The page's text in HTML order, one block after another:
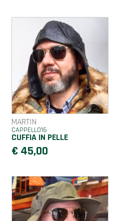
MARTIN
CAPPELLO16
CUFFIA IN PELLE
€ 45,00